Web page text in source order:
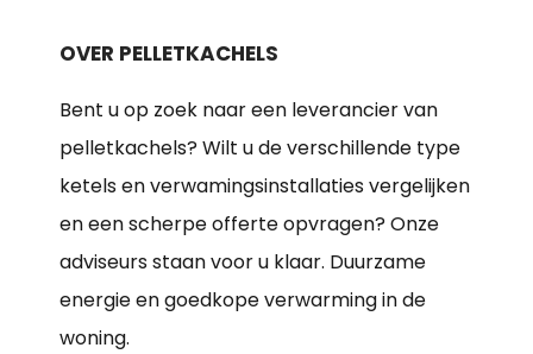
OVER PELLETKACHELS
Bent u op zoek naar een leverancier van
pelletkachels? Wilt u de verschillende type
ketels en verwamingsinstallaties vergelijken
en een scherpe offerte opvragen? Onze
adviseurs staan voor u klaar. Duurzame
energie en goedkope verwarming in de
woning.